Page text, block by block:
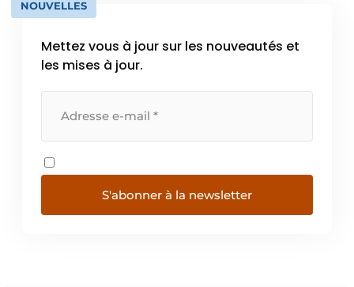
NOUVELLES
Mettez vous à jour sur les nouveautés et
les mises à jour.
S'abonner à la newsletter